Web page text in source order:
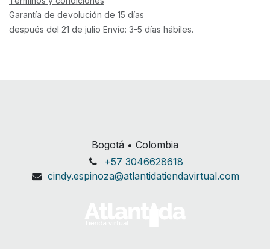
Garantía de devolución de 15 días
después del 21 de julio Envío: 3-5 días hábiles.
Bogotá • Colombia
+57 3046628618
cindy.espinoza@atlantidatiendavirtual.com